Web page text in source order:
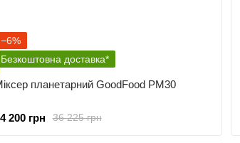
−6%
Безкоштовна доставка*
планетарний GoodFood PM30
36 225 грн
200 грн